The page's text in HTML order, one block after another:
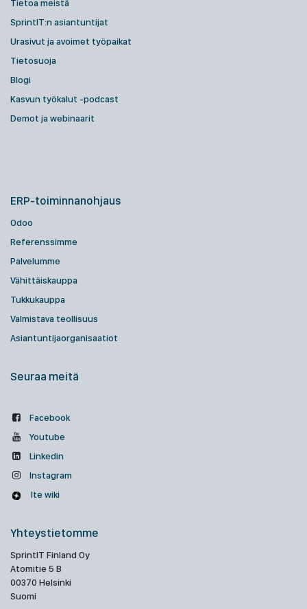
Tietoa meistä
SprintIT:n asiantuntijat
Urasivut ja avoimet työpaikat
Tietosuoja
Blogi
Kasvun työkalut -podcast
Demot ja webinaarit
ERP-toiminnanohjaus
Odoo
Referenssimme
Palvelumme
Vähittäiskauppa
Tukkukauppa
Valmistava teollisuus
Asiantuntijaorganisaatiot
Seuraa meitä
Facebook
Youtube
Linkedin
Instagram
Ite wiki
Yhteystietomme
SprintIT Finland Oy
Atomitie 5 B
00370 Helsinki
Suomi